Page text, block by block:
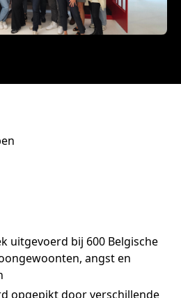
uitgevoerd bij 600 Belgische
angst en
opgepikt door verschillende